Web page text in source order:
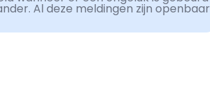
Al deze meldingen zijn openbaar